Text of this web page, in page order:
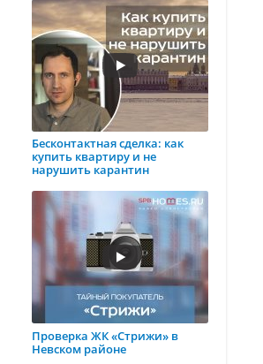
Бесконтактная сделка: как
купить квартиру и не
нарушить карантин
Проверка ЖК «Стрижи» в
Невском районе